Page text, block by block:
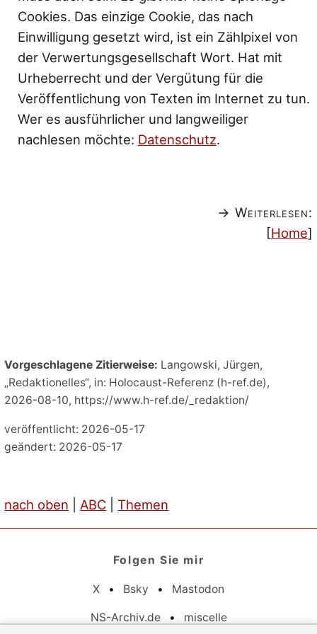
Cookies. Das einzige Cookie, das nach
Einwilligung gesetzt wird, ist ein Zählpixel von
der Verwertungsgesellschaft Wort. Hat mit
Urheberrecht und der Vergütung für die
Veröffentlichung von Texten im Internet zu tun.
Wer es ausführlicher und langweiliger
nachlesen möchte: Datenschutz.
→ Weiterlesen:
[Home]
Vorgeschlagene Zitierweise: Langowski, Jürgen,
„Redaktionelles“, in: Holocaust-Referenz (h-ref.de),
2026-08-10, https://www.h-ref.de/_redaktion/
veröffentlicht: 2026-05-17
geändert: 2026-05-17
nach oben ABC |Themen
Folgen Sie mir
X • Bsky • Mastodon
NS-Archiv.de • miscelle